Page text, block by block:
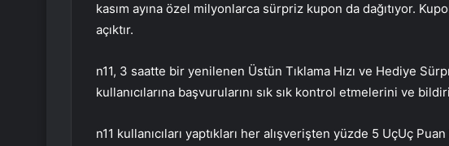
kasım ayına özel milyonlarca sürpriz kupon da dağıtıyor.
açıktır.
n11, 3 saatte bir yenilenen Üstün Tıklama Hızı ve Hediye
kullanıcılarına başvurularını sık sık kontrol etmelerini ve
n11 kullanıcıları yaptıkları her alışverişten yüzde 5 UçUç